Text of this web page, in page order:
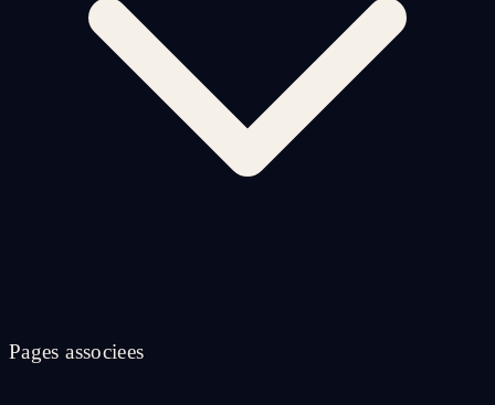
Pages associees